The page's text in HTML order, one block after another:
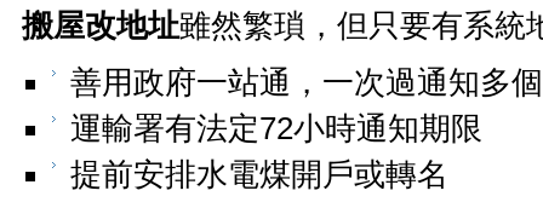
搬屋改地址雖然繁瑣，但只要有系統
善用政府一站通，一次過通知多
運輸署有法定72小時通知期限
提前安排水電煤開戶或轉名